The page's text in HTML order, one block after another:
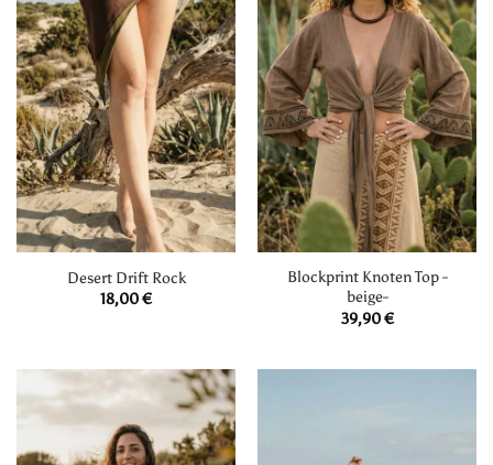
Desert Drift Rock
18,00€
Blockprint Knoten Top -
beige-
39,90€